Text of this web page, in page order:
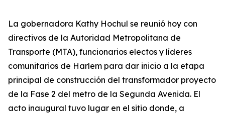
La gobernadora Kathy Hochul se reunió hoy con
directivos de la Autoridad Metropolitana de
Transporte (MTA), funcionarios electos y líderes
comunitarios de Harlem para dar inicio a la etapa
principal de construcción del transformador proyecto
de la Fase 2 del metro de la Segunda Avenida. El
acto inaugural tuvo lugar en el sitio donde, a